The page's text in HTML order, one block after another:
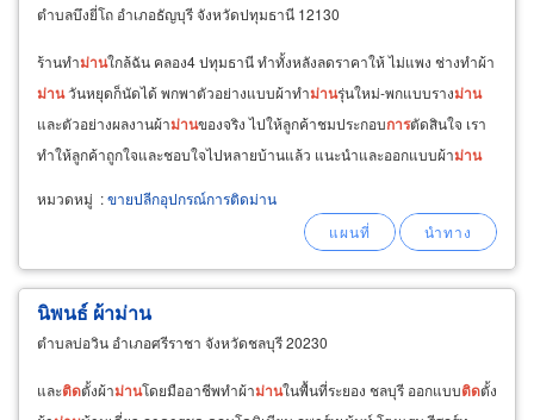
ตำบลบึงยี่โถ อำเภอธัญบุรี จังหวัดปทุมธานี 12130
ร้านทำม่านใกล้ฉัน คลอง4 ปทุมธานี ทำทั้งหลังลดราคาให้ ไม่แพง ช่างทำผ้า
ม่านวันหยุดก็นัดได้ พกพาตัวอย่างแบบผ้าทำม่านรุ่นใหม่-พกแบบรางม่าน
และตัวอย่างผลงานผ้าม่านของจริง ไปให้ลูกค้าชมประกอบการตัดสินใจ เรา
ทำให้ลูกค้าถูกใจและชอบใจไปหลายบ้านแล้ว แนะนำและออกแบบผ้าม่าน
หมวดหมู่ :ขายปลีกอุปกรณ์การติดม่าน
นิพนธ์ ผ้าม่าน
ตำบลบ่อวิน อำเภอศรีราชา จังหวัดชลบุรี 20230
และติดตั้งผ้าม่านโดยมืออาชีพทำผ้าม่านในพื้นที่ระยอง ชลบุรี ออกแบบติดตั้ง